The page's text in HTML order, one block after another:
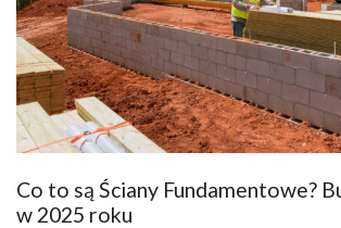
Co to są Ściany Fundamentowe?
w 2025 roku